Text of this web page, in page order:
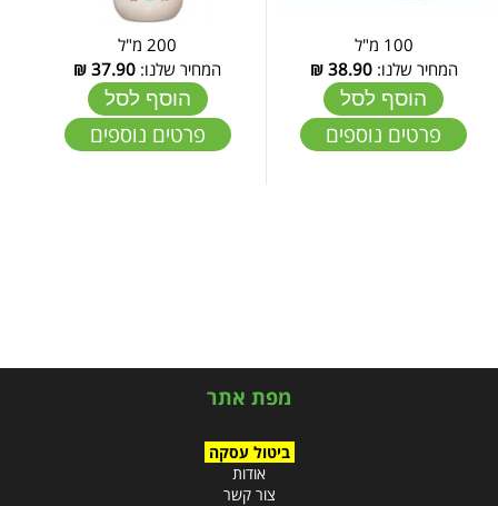
100 מ"ל
המחיר שלנו:38.90
₪
הוסף לסל
פרטים נוספים
200 מ"ל
המחיר שלנו: 37.90
₪
הוסף לסל
פרטים נוספים
מפת אתר
ביטול עסקה
אודות
צור קשר